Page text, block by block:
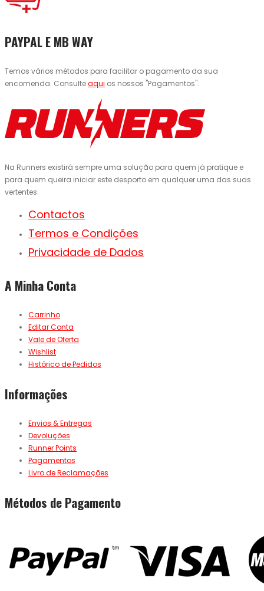
PAYPAL E MB WAY
Temos vários métodos para facilitar o pagamento da sua
encomenda. Consulteaqui os nossos "Pagamentos".
Na Runners existirá sempre uma solução para quem já pratique e
para quem queira iniciar este desporto em qualquer uma das suas
vertentes.
Contactos
Termos e Condições
Privacidade de Dados
A Minha Conta
Carrinho
Editar Conta
Vale de Oferta
Wishlist
Histórico de Pedidos
Informações
Envios & Entregas
Devoluções
Runner Points
Pagamentos
Livro de Reclamações
Métodos de Pagamento